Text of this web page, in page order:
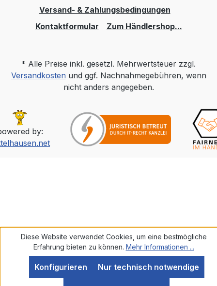
Versand- & Zahlungsbedingungen
Kontaktformular
Zum Händlershop...
* Alle Preise inkl. gesetzl. Mehrwertsteuer zzgl.
Versandkostenund ggf. Nachnahmegebühren, wenn
nicht anders angegeben.
by:
Diese Website verwendet Cookies, um eine bestmögliche
Erfahrung bieten zu können. Mehr Informationen ...
Nur technisch notwendige
Konfigurieren